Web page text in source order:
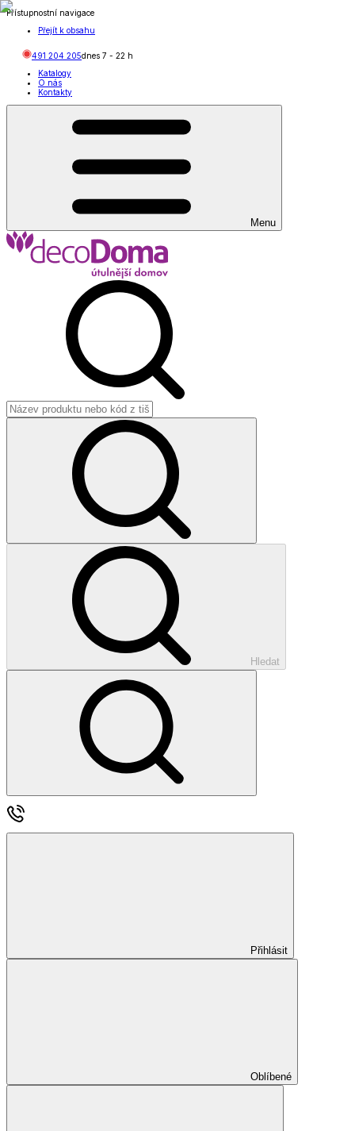
Přístupnostní navigace
Přejít k obsahu
491 204 205dnes 7 - 22 h
Katalogy
O nás
Kontakty
Menu
Hledat
Přihlásit
Oblíbené